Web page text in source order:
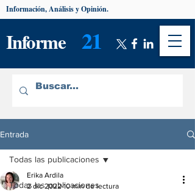
Informe 21
Información, Análisis y Opinión.
Entrada
Todas las publicaciones
Todas las publicaciones
Erika Ardila
2 dic 2022 10 min de lectura